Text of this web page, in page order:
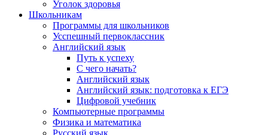
Уголок здоровья
Школьникам
Программы для школьников
Усспешный первоклассник
Английский язык
Путь к успеху
С чего начать?
Английский язык
Английский язык: подготовка к ЕГЭ
Цифровой учебник
Компьютерные программы
Физика и математика
Русский язык